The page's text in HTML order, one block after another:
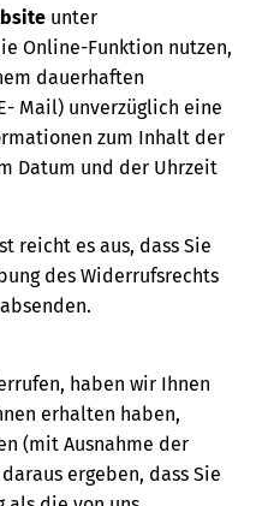
unter
Online-Funktion nutzen,
dauerhaften
Mail) unverzüglich eine
zum Inhalt der
Datum und der Uhrzeit
reicht es aus, dass Sie
des Widerrufsrechts
haben wir Ihnen
erhalten haben,
(mit Ausnahme der
ergeben, dass Sie